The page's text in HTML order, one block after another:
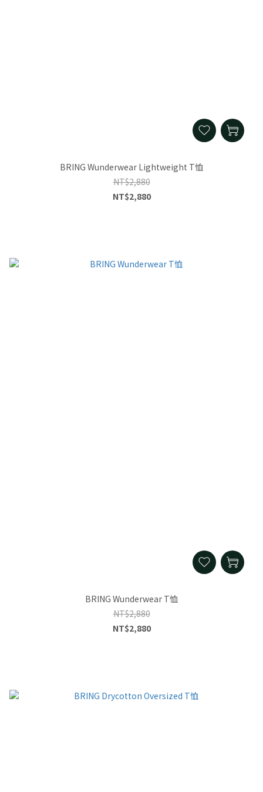
BRING Wunderwear Lightweight T恤
NT$2,880
NT$2,880
BRING Wunderwear T恤
NT$2,880
NT$2,880